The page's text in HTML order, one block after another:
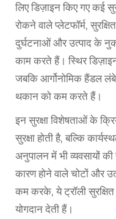
लिए डिज़ाइन किए गए कई
रोकने वाले प्लेटफॉर्म,
दुर्घटनाओं और उत्पाद के
काम करते हैं। स्थिर
जबकि आर्गोनोमिक हैंडल
थकान को कम करते हैं।
इन सुरक्षा विशेषताओं के
सुरक्षा होती है, बल्कि
अनुपालन में भी व्यवसायों
कारण होने वाले चोटों और
कम करके, ये ट्रॉली
योगदान देती हैं।